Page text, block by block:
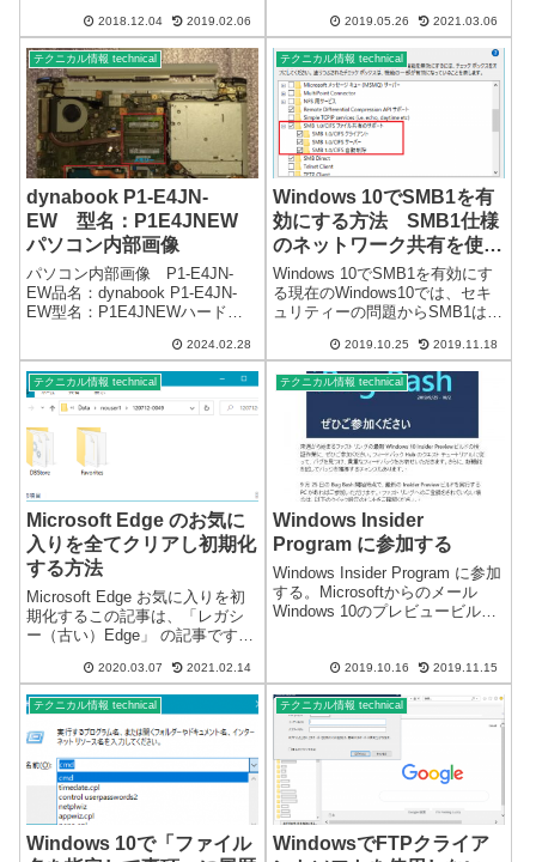
す。Ver1809で確認しました。リ
カバリ直後のパソコンでも発生
しています↓かなり以前からナビ
ゲーションウィンドウの...
2018.12.04 2019.02.06
後、Outlookを操作していると突
然メッセージが出てきます。い
き...
2019.05.26 2021.03.06
テクニカル情報 technical
dynabook P1-E4JN-
EW 型名：P1E4JNEW
パソコン内部画像
パソコン内部画像 P1-E4JN-
EW品名：dynabook P1-E4JN-
EW型名：P1E4JNEWハードデ
トパソコンです。ハードディス
クをSSDに交換するので参考の
ため内部の画像です。このタイ
プは、ハードデ...
2024.02.28
テクニカル情報 technical
Windows 10でSMB1を有
効にする方法 SMB1仕様
のネットワーク共有を使用
する
Windows 10でSMB1を有効にす
る現在のWindows10では、セキ
ュリティーの問題からSMB1は使
す。古いネットワークドライブ
など、SMB1仕様のものは、規定
値では使用できません。SMB1仕
2019.10.25 2019.11.18
テクニカル情報 technical
Microsoft Edge のお気に
入りを全てクリアし初期化
する方法
Microsoft Edge お気に入りを初
期化するこの記事は、「レガシ
ー（古い）Edge」 の記事です。
Edge」に移行しています。新し
くなった「Chromium版Edge」の
記事は、こちらです ↓Mi...
2020.03.07 2021.02.14
テクニカル情報 technical
Windows Insider
Program に参加する
Windows Insider Program に参加
する。Microsoftからのメール
Windows 10のプレビュービルド
る。 あまり使用していないパソ
コンがあったので設定...
2019.10.16 2019.11.15
テクニカル情報 technical
Windows 10で「ファイル
テクニカル情報 technical
WindowsでFTPクライア